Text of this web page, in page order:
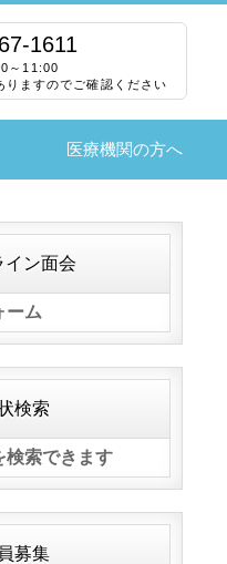
1611
～11:00
ますのでご確認ください
医療機関の方へ
イン面会
ーム
検索
検索できます
募集